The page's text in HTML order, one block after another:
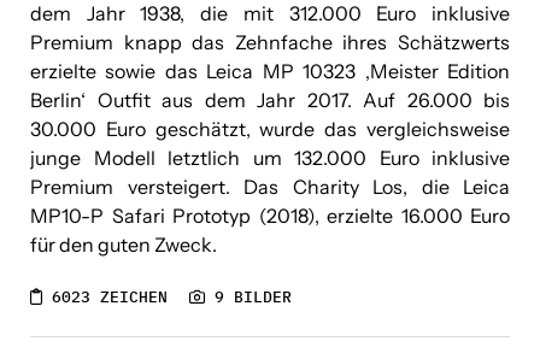
Venionaire Capital AG
VinziRast
YIELD
Vila Vita Pannonia
Downloads
Über uns
dem Jahr 1938, die mit 312.000 Euro inklusive
Premium knapp das Zehnfache ihres Schätzwerts
erzielte sowie das Leica MP 10323 ‚Meister Edition
Berlin‘ Outfit aus dem Jahr 2017. Auf 26.000 bis
30.000 Euro geschätzt, wurde das vergleichsweise
junge Modell letztlich um 132.000 Euro inklusive
Premium versteigert. Das Charity Los, die Leica
MP10-P Safari Prototyp (2018), erzielte 16.000 Euro
für den guten Zweck.
6023 ZEICHEN 9 BILDER